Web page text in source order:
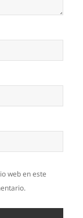
web en este